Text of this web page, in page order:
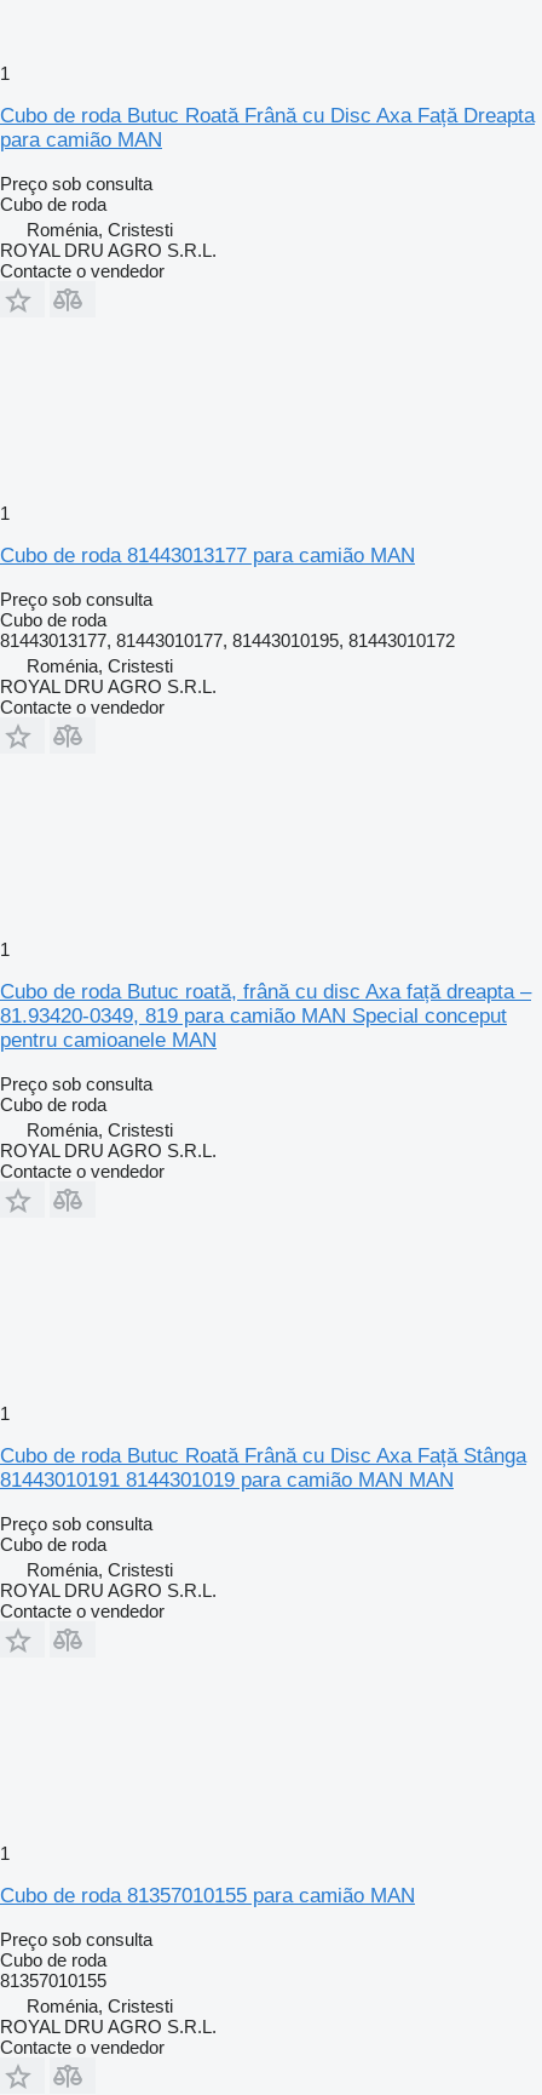
1
Cubo de roda Butuc Roată Frână cu Disc Axa Față Dreapta
para camião MAN
Preço sob consulta
Cubo de roda
Roménia, Cristesti
ROYAL DRU AGRO S.R.L.
Contacte o vendedor
1
Cubo de roda 81443013177 para camião MAN
Preço sob consulta
Cubo de roda
81443013177, 81443010177, 81443010195, 81443010172
Roménia, Cristesti
ROYAL DRU AGRO S.R.L.
Contacte o vendedor
1
Cubo de roda Butuc roată, frână cu disc Axa față dreapta –
81.93420-0349, 819 para camião MAN Special conceput
pentru camioanele MAN
Preço sob consulta
Cubo de roda
Roménia, Cristesti
ROYAL DRU AGRO S.R.L.
Contacte o vendedor
1
Cubo de roda Butuc Roată Frână cu Disc Axa Față Stânga
81443010191 8144301019 para camião MAN MAN
Preço sob consulta
Cubo de roda
Roménia, Cristesti
ROYAL DRU AGRO S.R.L.
Contacte o vendedor
1
Cubo de roda 81357010155 para camião MAN
Preço sob consulta
Cubo de roda
81357010155
Roménia, Cristesti
ROYAL DRU AGRO S.R.L.
Contacte o vendedor